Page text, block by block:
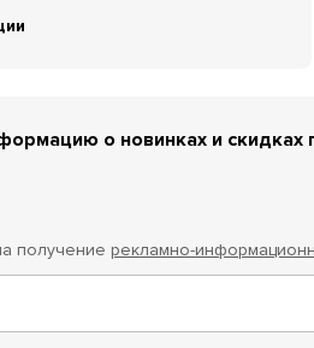
о новинках и скидках
получение рекламно-